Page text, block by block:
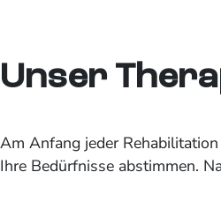
Unser
Am Anfang jeder
Ihre Bedürfnisse abstimmen.